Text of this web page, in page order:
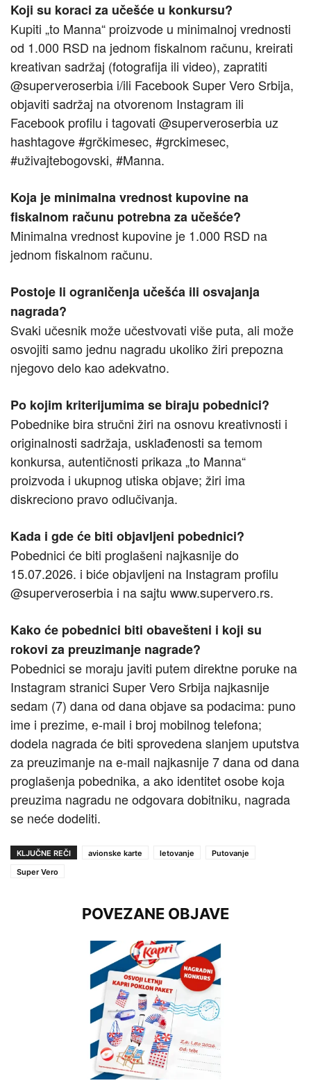
Koji su koraci za učešće u konkursu?
Kupiti „to Manna“ proizvode u minimalnoj vrednosti
od 1.000 RSD na jednom fiskalnom računu, kreirati
kreativan sadržaj (fotografija ili video), zapratiti
@superveroserbia i/ili Facebook Super Vero Srbija,
objaviti sadržaj na otvorenom Instagram ili
Facebook profilu i tagovati @superveroserbia uz
hashtagove #grčkimesec, #grckimesec,
#uživajtebogovski, #Manna.
Koja je minimalna vrednost kupovine na
fiskalnom računu potrebna za učešće?
Minimalna vrednost kupovine je 1.000 RSD na
jednom fiskalnom računu.
Postoje li ograničenja učešća ili osvajanja
nagrada?
Svaki učesnik može učestvovati više puta, ali može
osvojiti samo jednu nagradu ukoliko žiri prepozna
njegovo delo kao adekvatno.
Po kojim kriterijumima se biraju pobednici?
Pobednike bira stručni žiri na osnovu kreativnosti i
originalnosti sadržaja, usklađenosti sa temom
konkursa, autentičnosti prikaza „to Manna“
proizvoda i ukupnog utiska objave; žiri ima
diskreciono pravo odlučivanja.
Kada i gde će biti objavljeni pobednici?
Pobednici će biti proglašeni najkasnije do
15.07.2026. i biće objavljeni na Instagram profilu
@superveroserbia i na sajtu www.supervero.rs.
Kako će pobednici biti obavešteni i koji su
rokovi za preuzimanje nagrade?
Pobednici se moraju javiti putem direktne poruke na
Instagram stranici Super Vero Srbija najkasnije
sedam (7) dana od dana objave sa podacima: puno
ime i prezime, e‑mail i broj mobilnog telefona;
dodela nagrada će biti sprovedena slanjem uputstva
za preuzimanje na e‑mail najkasnije 7 dana od dana
proglašenja pobednika, a ako identitet osobe koja
preuzima nagradu ne odgovara dobitniku, nagrada
se neće dodeliti.
KLJUČNE REČI avionske karte letovanje
Putovanje
Super Vero
POVEZANE OBJAVE